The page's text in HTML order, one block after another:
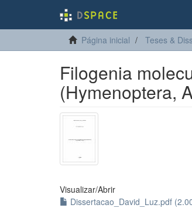
Página inicial Teses &
Filogenia
(Hymenoptera,
Visualizar/Abrir
Dissertacao_David_Luz.pdf